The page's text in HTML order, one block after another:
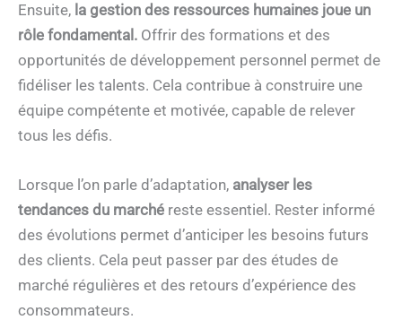
Ensuite, la gestion des ressources humaines joue un
rôle fondamental. Offrir des formations et des
opportunités de développement personnel permet de
fidéliser les talents. Cela contribue à construire une
équipe compétente et motivée, capable de relever
tous les défis.
Lorsque l’on parle d’adaptation, analyser les
tendances du marché reste essentiel. Rester informé
des évolutions permet d’anticiper les besoins futurs
des clients. Cela peut passer par des études de
marché régulières et des retours d’expérience des
consommateurs.